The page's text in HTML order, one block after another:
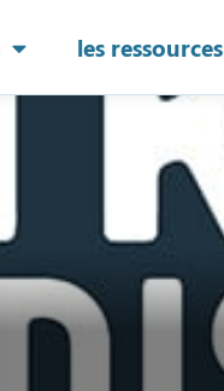
les ressources